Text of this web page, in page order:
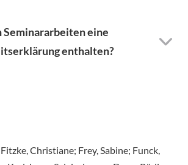
Seminararbeiten eine
enthalten?
Christiane; Frey, Sabine; Funck,